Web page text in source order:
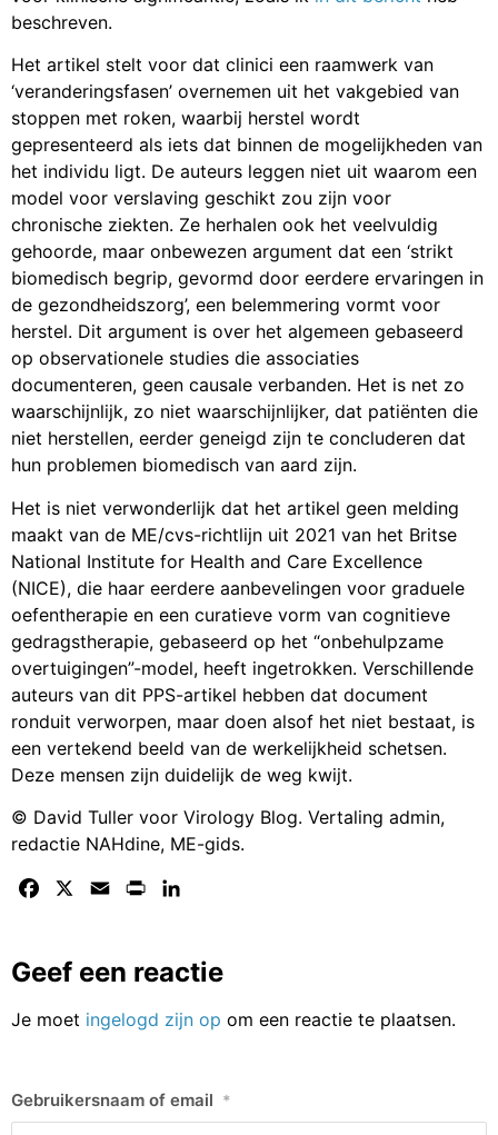
beschreven.
Het artikel stelt voor dat clinici een raamwerk van
‘veranderingsfasen’ overnemen uit het vakgebied van
stoppen met roken, waarbij herstel wordt
gepresenteerd als iets dat binnen de mogelijkheden van
het individu ligt. De auteurs leggen niet uit waarom een ​​
model voor verslaving geschikt zou zijn voor
chronische ziekten. Ze herhalen ook het veelvuldig
gehoorde, maar onbewezen argument dat een ‘strikt
biomedisch begrip, gevormd door eerdere ervaringen in
de gezondheidszorg’, een belemmering vormt voor
herstel. Dit argument is over het algemeen gebaseerd
op observationele studies die associaties
documenteren, geen causale verbanden. Het is net zo
waarschijnlijk, zo niet waarschijnlijker, dat patiënten die
niet herstellen, eerder geneigd zijn te concluderen dat
hun problemen biomedisch van aard zijn.
Het is niet verwonderlijk dat het artikel geen melding
maakt van de ME/cvs-richtlijn uit 2021 van het Britse
National Institute for Health and Care Excellence
(NICE), die haar eerdere aanbevelingen voor graduele
oefentherapie en een curatieve vorm van cognitieve
gedragstherapie, gebaseerd op het “onbehulpzame
overtuigingen”-model, heeft ingetrokken. Verschillende
auteurs van dit PPS-artikel hebben dat document
ronduit verworpen, maar doen alsof het niet bestaat, is
een vertekend beeld van de werkelijkheid schetsen.
Deze mensen zijn duidelijk de weg kwijt.
© David Tuller voor Virology Blog. Vertaling admin,
redactie NAHdine, ME-gids.
Facebook Email Print
Geef een reactie
Je moet ingelogd zijn op om een reactie te plaatsen.
Gebruikersnaam of email *